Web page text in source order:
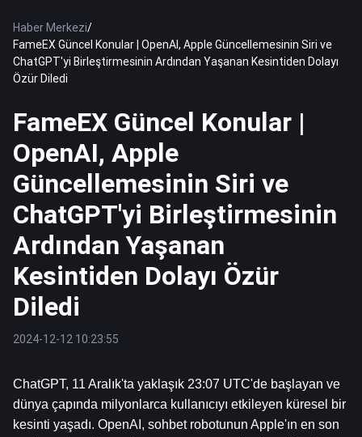
Haber Merkezi/
FameEX Güncel Konular | OpenAI, Apple Güncellemesinin Siri ve
ChatGPT'yi Birleştirmesinin Ardından Yaşanan Kesintiden Dolayı
Özür Diledi
FameEX Güncel Konular |
OpenAI, Apple
Güncellemesinin Siri ve
ChatGPT'yi Birleştirmesinin
Ardından Yaşanan
Kesintiden Dolayı Özür
Diledi
2024-12-12 10:23:55
ChatGPT, 11 Aralık'ta yaklaşık 23:07 UTC'de başlayan ve
dünya çapında milyonlarca kullanıcıyı etkileyen küresel bir
kesinti yaşadı. OpenAI, sohbet robotunun Apple'ın en son